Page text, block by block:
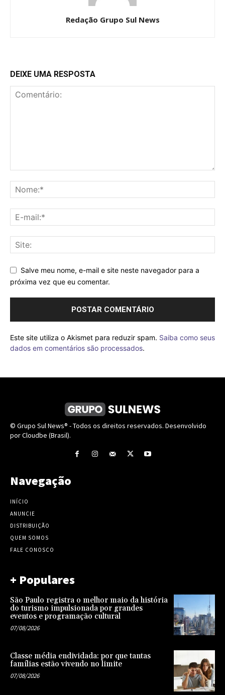
Redação Grupo Sul News
DEIXE UMA RESPOSTA
Salve meu nome, e-mail e site neste navegador para a
próxima vez que eu comentar.
Este site utiliza o Akismet para reduzir spam. Saiba como seus
dados em comentários são processados.
© Grupo Sul News® - Todos os direitos reservados. Desenvolvido
por Cloudbe (Brasil).
Navegação
INÍCIO
ANUNCIE
DISTRIBUIÇÃO
QUEM SOMOS
FALE CONOSCO
+ Populares
São Paulo registra o melhor maio da história
do turismo impulsionada por grandes
eventos e programação cultural
07/08/2026
Classe média endividada: por que tantas
famílias estão vivendo no limite
07/08/2026